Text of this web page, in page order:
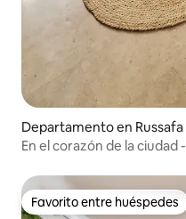
Departamento en Russafa
En el corazón de la ciudad
Favorito entre huéspedes
Favorito entre huéspedes